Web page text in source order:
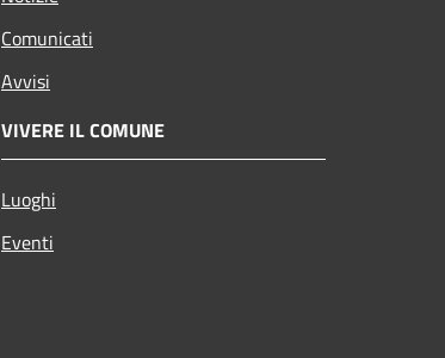
Comunicati
Avvisi
VIVERE IL COMUNE
Luoghi
Eventi